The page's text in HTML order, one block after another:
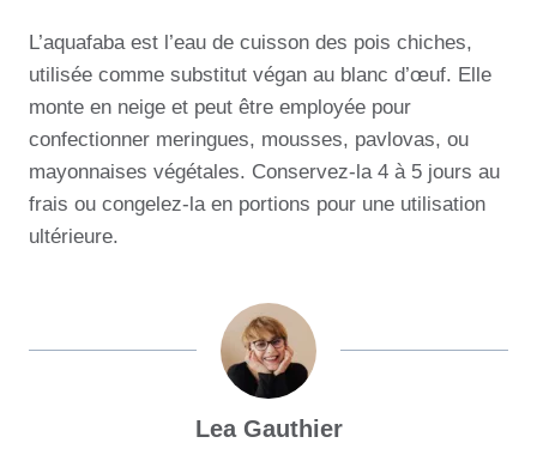
L’aquafaba est l’eau de cuisson des pois chiches,
utilisée comme substitut végan au blanc d’œuf. Elle
monte en neige et peut être employée pour
confectionner meringues, mousses, pavlovas, ou
mayonnaises végétales. Conservez-la 4 à 5 jours au
frais ou congelez-la en portions pour une utilisation
ultérieure.
Lea Gauthier